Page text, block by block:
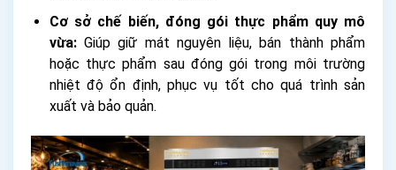
Cơ sở chế biến, đóng gói thực phẩm quy mô
vừa:Giúp giữ mát nguyên liệu, bán thành phẩm
hoặc thực phẩm sau đóng gói trong môi trường
nhiệt độ ổn định, phục vụ tốt cho quá trình sản
xuất và bảo quản.